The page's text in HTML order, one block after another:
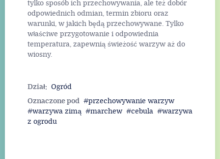
tylko sposób ich przechowywania, ale też dobór
odpowiednich odmian, termin zbioru oraz
warunki, w jakich będą przechowywane. Tylko
właściwe przygotowanie i odpowiednia
temperatura, zapewnią świeżość warzyw aż do
wiosny.
Dział: Ogród
Oznaczone pod
przechowywanie warzyw
warzywa zimą
marchew cebula
warzywa
z ogrodu